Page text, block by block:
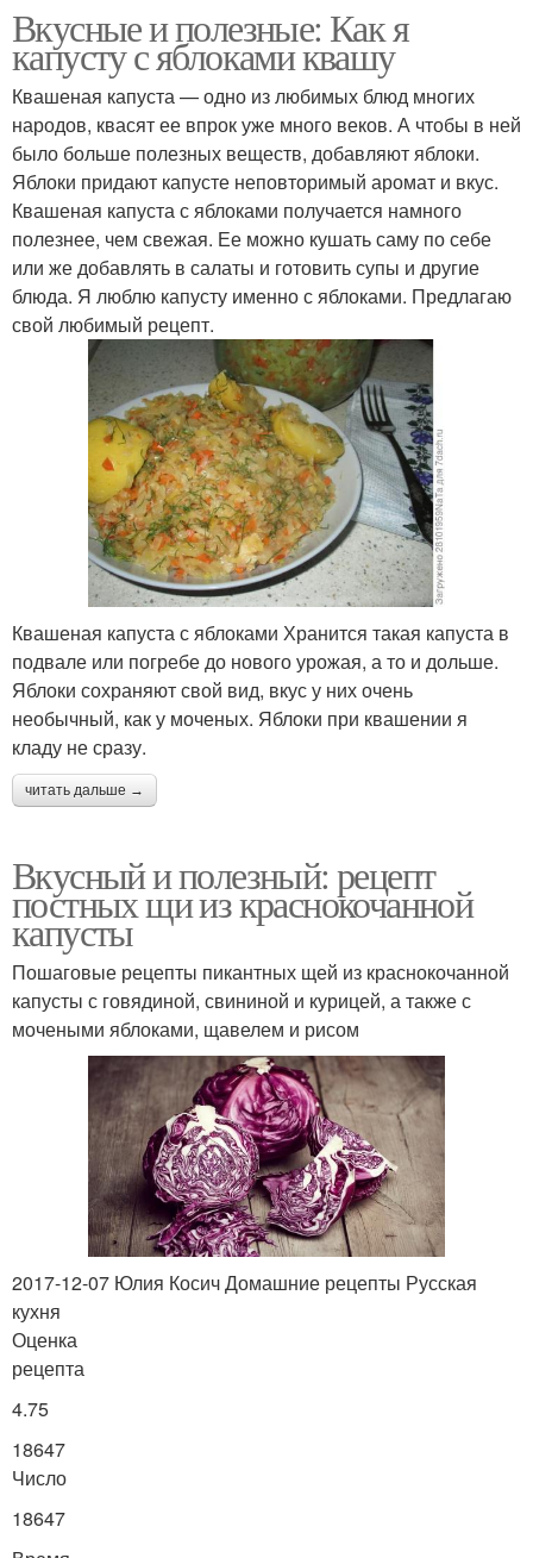
Вкусные и полезные: Как я
капусту с яблоками квашу
Квашеная капуста — одно из любимых блюд многих
народов, квасят ее впрок уже много веков. А чтобы в ней
было больше полезных веществ, добавляют яблоки.
Яблоки придают капусте неповторимый аромат и вкус.
Квашеная капуста с яблоками получается намного
полезнее, чем свежая. Ее можно кушать саму по себе
или же добавлять в салаты и готовить супы и другие
блюда. Я люблю капусту именно с яблоками. Предлагаю
свой любимый рецепт.
Квашеная капуста с яблоками Хранится такая капуста в
подвале или погребе до нового урожая, а то и дольше.
Яблоки сохраняют свой вид, вкус у них очень
необычный, как у моченых. Яблоки при квашении я
кладу не сразу.
читать дальше →
Вкусный и полезный: рецепт
постных щи из краснокочанной
капусты
Пошаговые рецепты пикантных щей из краснокочанной
капусты с говядиной, свининой и курицей, а также с
мочеными яблоками, щавелем и рисом
2017-12-07 Юлия Косич Домашние рецепты Русская
кухня
Оценка
рецепта
4.75
18647
Число
18647